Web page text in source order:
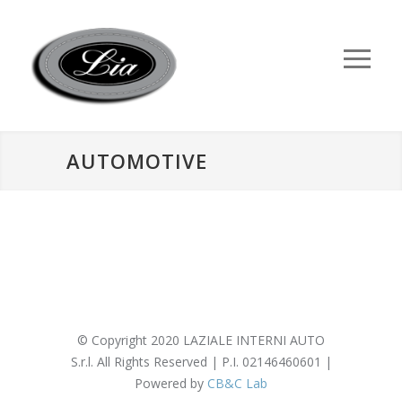
AUTOMOTIVE
© Copyright 2020 LAZIALE INTERNI AUTO
S.r.l. All Rights Reserved | P.I. 02146460601 |
Powered by CB&C Lab